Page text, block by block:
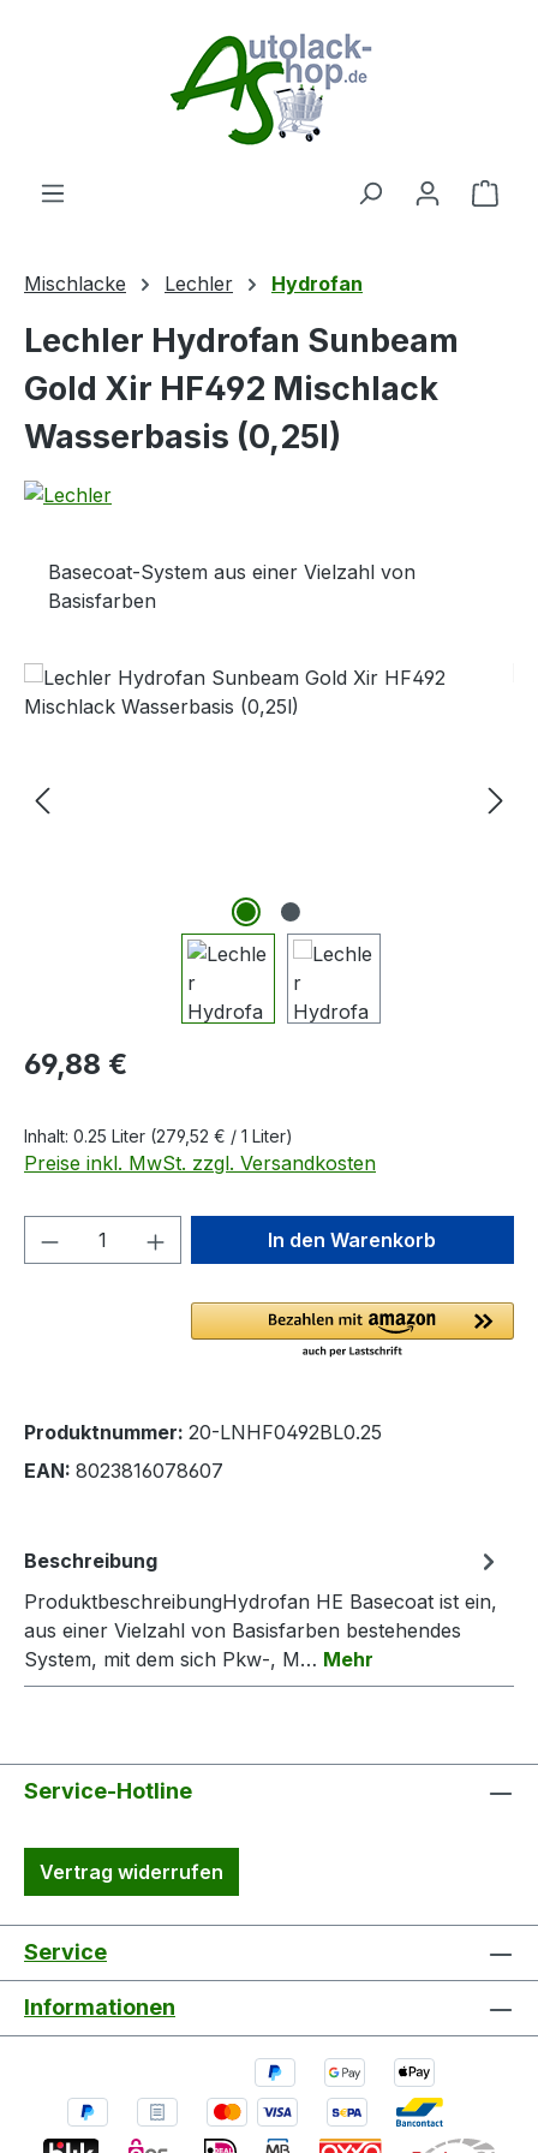
Mischlacke Lechler Hydrofan
Lechler Hydrofan Sunbeam
Gold Xir HF492 Mischlack
Wasserbasis (0,25l)
Basecoat-System aus einer Vielzahl von
Basisfarben
Bildergalerie überspringen
Regulärer Preis:
69,88 €
Inhalt: 0.25 Liter (279,52 € / 1 Liter)
Preise inkl. MwSt. zzgl. Versandkosten
Produkt Anzahl: Gib denIn den Warenkorb
Produktnummer: 20-LNHF0492BL0.25
EAN: 8023816078607
Beschreibung
ProduktbeschreibungHydrofan HE Basecoat ist ein,
aus einer Vielzahl von Basisfarben bestehendes
System, mit dem sich Pkw-, M… Mehr
Service-Hotline
Vertrag widerrufen
Service
Informationen